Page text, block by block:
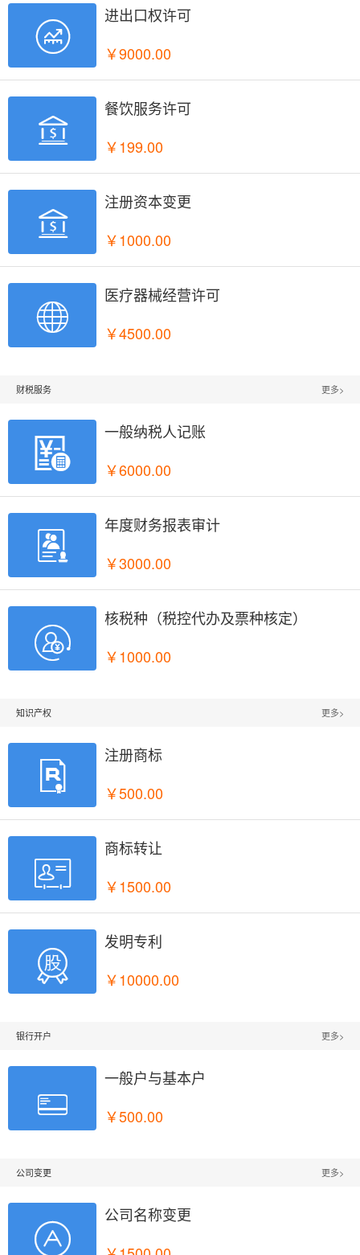

进出口权许可
￥9000.00

餐饮服务许可
￥199.00

注册资本变更
￥1000.00

医疗器械经营许可
￥4500.00
财税服务 更多>

一般纳税人记账
￥6000.00

年度财务报表审计
￥3000.00

核税种（税控代办及票种核定）
￥1000.00
知识产权 更多>

注册商标
￥500.00

商标转让
￥1500.00

发明专利
￥10000.00
银行开户 更多>

一般户与基本户
￥500.00
公司变更 更多>

公司名称变更